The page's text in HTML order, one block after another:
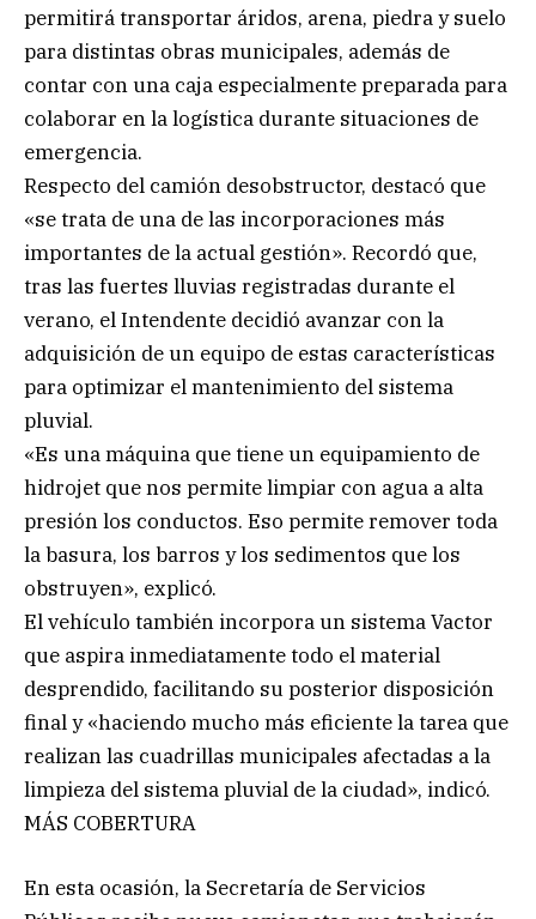
permitirá transportar áridos, arena, piedra y suelo
para distintas obras municipales, además de
contar con una caja especialmente preparada para
colaborar en la logística durante situaciones de
emergencia.
Respecto del camión desobstructor, destacó que
«se trata de una de las incorporaciones más
importantes de la actual gestión». Recordó que,
tras las fuertes lluvias registradas durante el
verano, el Intendente decidió avanzar con la
adquisición de un equipo de estas características
para optimizar el mantenimiento del sistema
pluvial.
«Es una máquina que tiene un equipamiento de
hidrojet que nos permite limpiar con agua a alta
presión los conductos. Eso permite remover toda
la basura, los barros y los sedimentos que los
obstruyen», explicó.
El vehículo también incorpora un sistema Vactor
que aspira inmediatamente todo el material
desprendido, facilitando su posterior disposición
final y «haciendo mucho más eficiente la tarea que
realizan las cuadrillas municipales afectadas a la
limpieza del sistema pluvial de la ciudad», indicó.
MÁS COBERTURA
En esta ocasión, la Secretaría de Servicios